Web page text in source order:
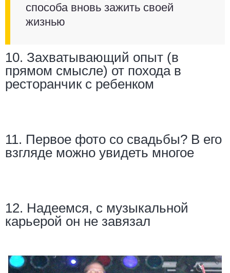
способа вновь зажить своей
жизнью
10. Захватывающий опыт (в
прямом смысле) от похода в
ресторанчик с ребенком
11. Первое фото со свадьбы? В его
взгляде можно увидеть многое
12. Надеемся, с музыкальной
карьерой он не завязал